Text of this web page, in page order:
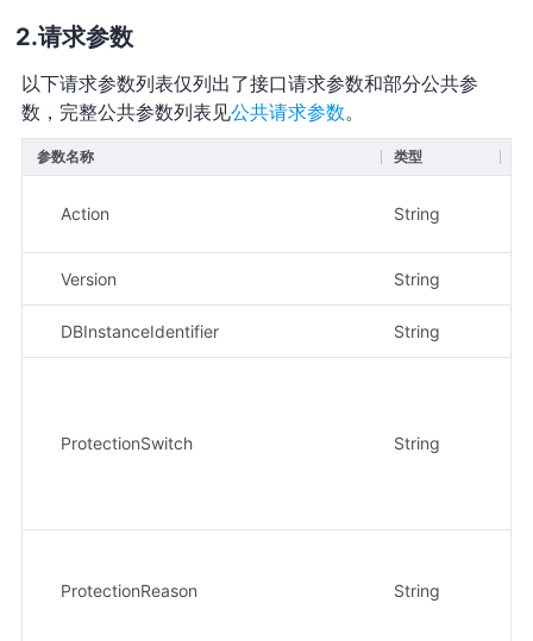
请求参数
以下请求参数列表仅列出了接口请求参数和部分公共参
数，完整公共参数列表见公共请求参数。
参数名称 类型
Action String
Version String
DBInstanceIdentifier String
ProtectionSwitch String
ProtectionReason String